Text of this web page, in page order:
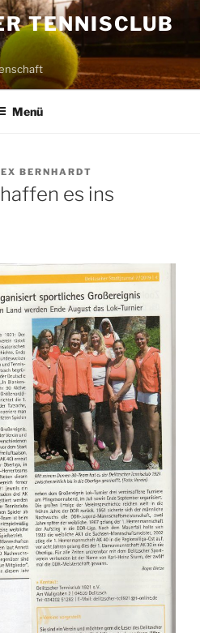
TENNISCLUB
Menü
BERNHARDT
es ins